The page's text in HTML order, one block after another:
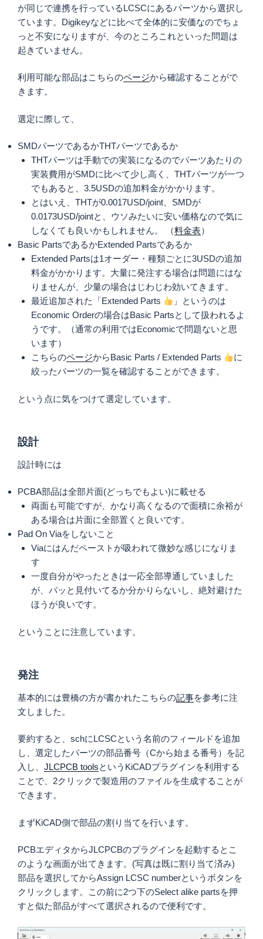
が同じで連携を行っているLCSCにあるパーツから選択し
ています。Digikeyなどに比べて全体的に安価なのでちょ
っと不安になりますが、今のところこれといった問題は
起きていません。
利用可能な部品はこちらのページから確認することがで
きます。
選定に際して、
SMDパーツであるかTHTパーツであるか
THTパーツは手動での実装になるのでパーツあたりの
実装費用がSMDに比べて少し高く、THTパーツが一つ
でもあると、3.5USDの追加料金がかかります。
とはいえ、THTが0.0017USD/joint、SMDが
0.0173USD/jointと、ウソみたいに安い価格なので気に
しなくても良いかもしれません。 （料金表）
Basic PartsであるかExtended Partsであるか
Extended Partsは1オーダー・種類ごとに3USDの追加
料金がかかります。大量に発注する場合は問題にはな
りませんが、少量の場合はじわじわ効いてきます。
最近追加された「Extended Parts
」というのは
Economic Orderの場合はBasic Partsとして扱われるよ
うです。（通常の利用ではEconomicで問題ないと思
います）
こちらのページからBasic Parts / Extended Parts
に
絞ったパーツの一覧を確認することができます。
という点に気をつけて選定しています。
設計
設計時には
PCBA部品は全部片面(どっちでもよい)に載せる
両面も可能ですが、かなり高くなるので面積に余裕が
ある場合は片面に全部置くと良いです。
Pad On Viaをしないこと
Viaにはんだペーストが吸われて微妙な感じになりま
す
一度自分がやったときは一応全部導通していました
が、パッと見付いてるか分かりらないし、絶対避けた
ほうが良いです。
ということに注意しています。
発注
基本的には豊橋の方が書かれたこちらの記事を参考に注
文しました。
要約すると、schにLCSCという名前のフィールドを追加
し、選定したパーツの部品番号（Cから始まる番号）を記
入し、 JLCPCB toolsというKiCADプラグインを利用する
ことで、2クリックで製造用のファイルを生成することが
できます。
まずKiCAD側で部品の割り当てを行います。
PCBエディタからJLCPCBのプラグインを起動するとこ
のような画面が出てきます。(写真は既に割り当て済み)
部品を選択してからAssign LCSC numberというボタンを
クリックします。この前に2つ下のSelect alike partsを押
すと似た部品がすべて選択されるので便利です。